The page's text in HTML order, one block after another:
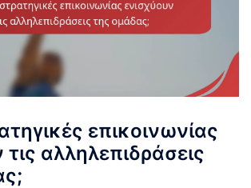
επικοινωνίας
τις αλληλεπιδράσεις